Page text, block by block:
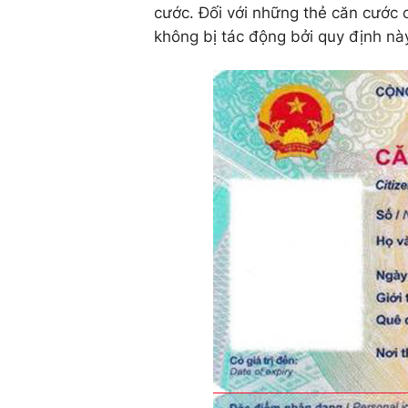
cước. Đối với những thẻ căn cước
không bị tác động bởi quy định